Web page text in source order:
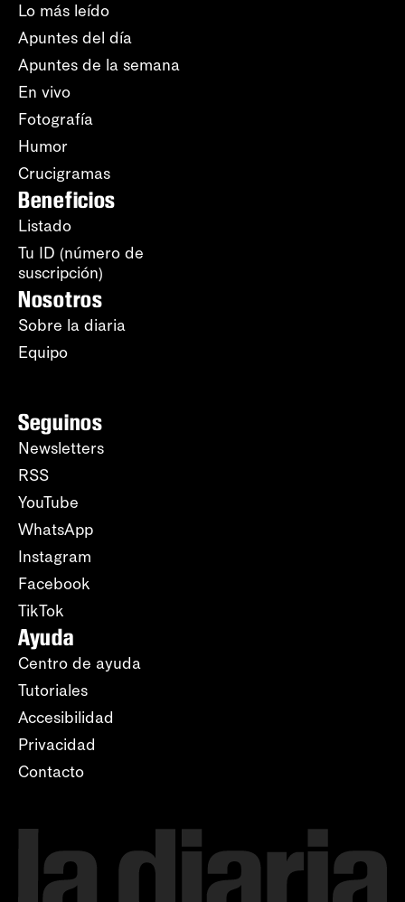
Lo más leído
Apuntes del día
Apuntes de la semana
En vivo
Fotografía
Humor
Crucigramas
Beneficios
Listado
Tu ID (número de
suscripción)
Nosotros
Sobre la diaria
Equipo
Seguinos
Newsletters
RSS
YouTube
WhatsApp
Instagram
Facebook
TikTok
Ayuda
Centro de ayuda
Tutoriales
Accesibilidad
Privacidad
Contacto